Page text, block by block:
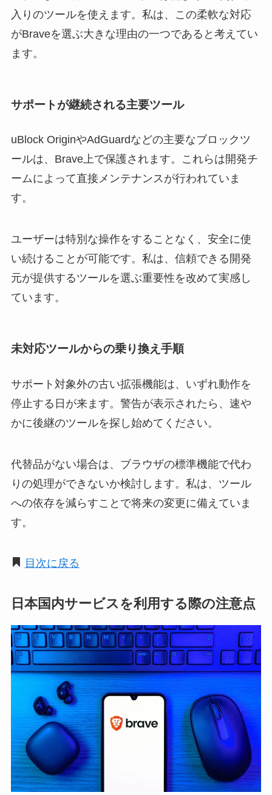
入りのツールを使えます。私は、この柔軟な対応
がBraveを選ぶ大きな理由の一つであると考えてい
ます。
サポートが継続される主要ツール
uBlock OriginやAdGuardなどの主要なブロックツ
ールは、Brave上で保護されます。これらは開発チ
ームによって直接メンテナンスが行われていま
す。
ユーザーは特別な操作をすることなく、安全に使
い続けることが可能です。私は、信頼できる開発
元が提供するツールを選ぶ重要性を改めて実感し
ています。
未対応ツールからの乗り換え手順
サポート対象外の古い拡張機能は、いずれ動作を
停止する日が来ます。警告が表示されたら、速や
かに後継のツールを探し始めてください。
代替品がない場合は、ブラウザの標準機能で代わ
りの処理ができないか検討します。私は、ツール
への依存を減らすことで将来の変更に備えていま
す。
目次に戻る
日本国内サービスを利用する際の注意点